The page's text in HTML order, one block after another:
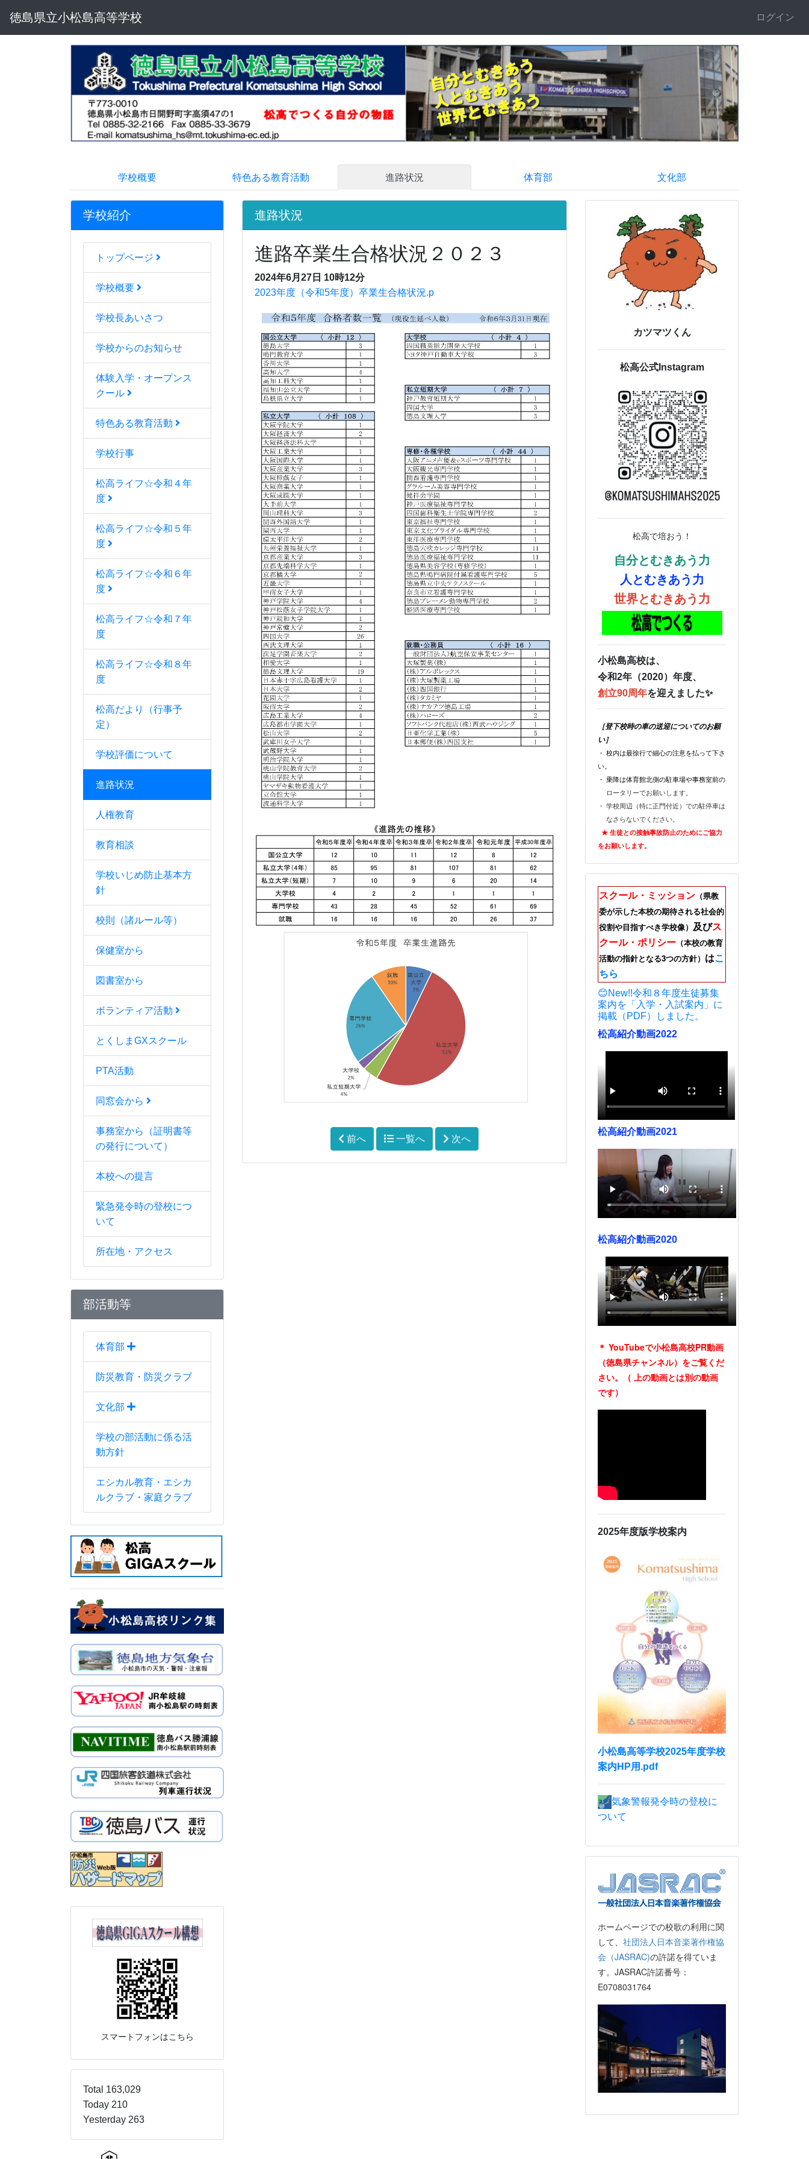
徳島県立小松島高等学校 ログイン
学校概要 特色ある教育活動 進路状況 体育部 文化部
学校紹介
トップページ
学校概要
学校長あいさつ
学校からのお知らせ
体験入学・オープンス
クール
特色ある教育活動
学校行事
松高ライフ☆令和４年
度
松高ライフ☆令和５年
度
松高ライフ☆令和６年
度
松高ライフ☆令和７年
度
松高ライフ☆令和８年
度
松高だより（行事予
定）
学校評価について
進路状況
人権教育
教育相談
学校いじめ防止基本方
針
校則（諸ルール等）
保健室から
図書室から
ボランティア活動
とくしまGXスクール
PTA活動
同窓会から
事務室から（証明書等
の発行について）
本校への提言
緊急発令時の登校につ
いて
所在地・アクセス
部活動等
体育部
防災教育・防災クラブ
文化部
学校の部活動に係る活
動方針
エシカル教育・エシカ
ルクラブ・家庭クラブ
スマートフォンはこちら
Total 163,029
Today 210
Yesterday 263
進路状況
進路卒業生合格状況２０２３
2024年6月27日 10時12分
2023年度（令和5年度）卒業生合格状況.p
前へ 一覧へ 次へ
カツマツくん
松高公式Instagram
松高で培おう！
自分とむきあう力
人とむきあう力
世界とむきあう力
小松島高校は、
令和2年（2020）年度、
創立90周年を迎えました✨
［登下校時の車の送迎についてのお願
い］
・ 校内は最徐行で細心の注意を払って下さ
い。
・ 乗降は体育館北側の駐車場や事務室前の
ロータリーでお願いします。
・ 学校周辺（特に正門付近）での駐停車は
なさらないでください。
★ 生徒との接触事故防止のためにご協力
をお願いします。
スクール・ミッション （県教
委が示した本校の期待される社会的
役割や目指すべき学校像） 及びス
クール・ポリシー （本校の教育
活動の指針となる3つの方針） はこ
ちら
😊New!!令和８年度生徒募集
案内を「入学・入試案内」に
掲載（PDF）しました。
松高紹介動画2022
松高紹介動画2021
松高紹介動画2020
＊ YouTubeで小松島高校PR動画
（徳島県チャンネル）をご覧くだ
さい。（ 上の動画とは別の動画
です）
2025年度版学校案内
小松島高等学校2025年度学校
案内HP用.pdf
気象警報発令時の登校に
ついて
ホームページでの校歌の利用に関
して、 社団法人日本音楽著作権協
会（JASRAC)の許諾を得ていま
す。JASRAC許諾番号：
E0708031764